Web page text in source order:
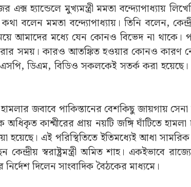
হ্যান্ডেলে মুখ্যমন্ত্রী মমতা বন্দ্যোপাধ্যায়
বলেন মমতা বন্দ্যোপাধ্যায়। তিনি বলেন,
আমাদের মধ্যে যেন কোনও বিভেদ না থাকে।
সময়। কারও আতঙ্কিত হওয়ার কোনও কারণ
ডিএম, বিডিও সকলকেই সতর্ক করা হয়েছে।
জবাবে পাকিস্তানের বেশকিছু জায়গায়
অধিকৃত কাশ্মীরের প্রায় নয়টি জঙ্গি ঘাঁটিতে
হয়েছে। এই পরিস্থিতিতে ইতিমধ্যেই আধা সামরিক
স্বরাষ্ট্রমন্ত্রী অমিত শাহ। একইভাবে
দিলেন সাংবাদিক বৈঠকের মাধ্যমে।